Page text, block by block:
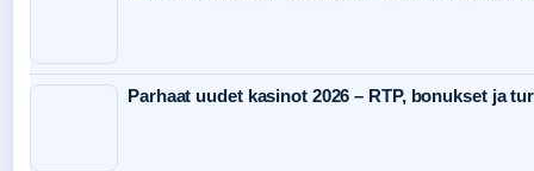
Parhaat uudet kasinot 2026 – RTP, bonukset ja